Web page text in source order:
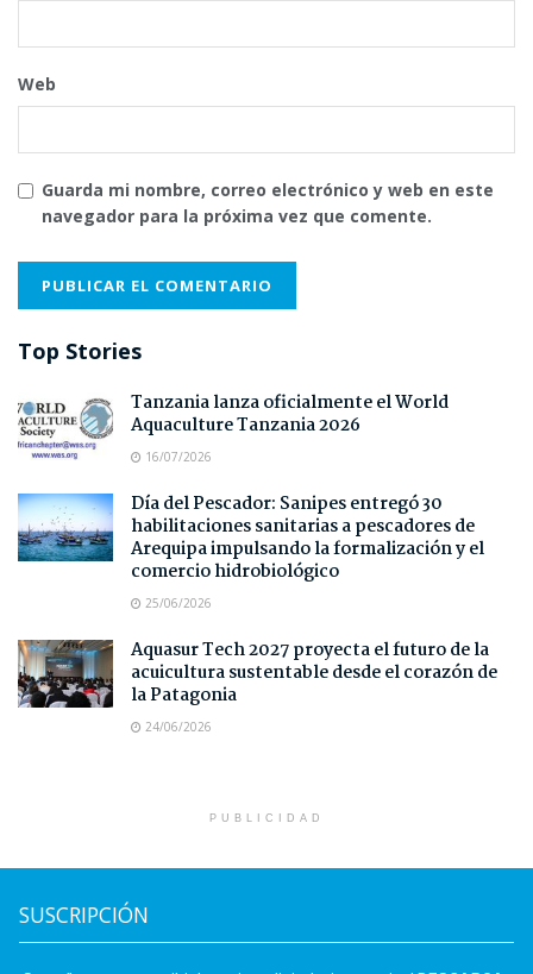
Web
Guarda mi nombre, correo electrónico y web en este
navegador para la próxima vez que comente.
Top Stories
Tanzania lanza oficialmente el World
Aquaculture Tanzania 2026
16/07/2026
Día del Pescador: Sanipes entregó 30
habilitaciones sanitarias a pescadores de
Arequipa impulsando la formalización y el
comercio hidrobiológico
25/06/2026
Aquasur Tech 2027 proyecta el futuro de la
acuicultura sustentable desde el corazón de
la Patagonia
24/06/2026
PUBLICIDAD
SUSCRIPCIÓN